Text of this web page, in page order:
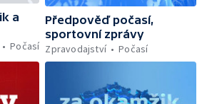
a
Počasí
Předpověď počasí,
sportovní zprávy
Zpravodajství
Počasí